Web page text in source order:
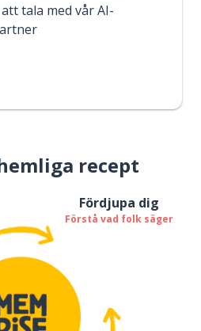
tala med vår AI-
recept
Fördjupa dig
Förstå vad folk säger